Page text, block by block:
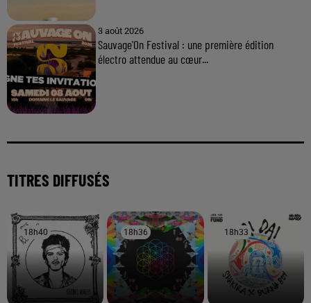
3 août 2026
Sauvage'On Festival : une première édition
électro attendue au cœur...
TITRES DIFFUSÉS
18h40
18h40 18h36
18h36 18h33
18h33